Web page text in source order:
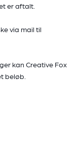
er aftalt.
via mail til
kan Creative Fox
beløb.